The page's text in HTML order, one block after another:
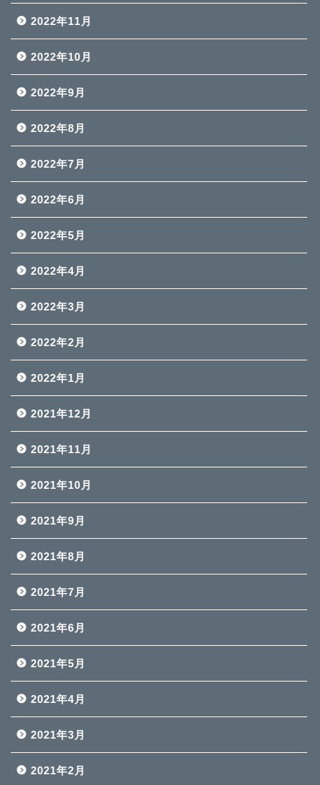
2022年11月
2022年10月
2022年9月
2022年8月
2022年7月
2022年6月
2022年5月
2022年4月
2022年3月
2022年2月
2022年1月
2021年12月
2021年11月
2021年10月
2021年9月
2021年8月
2021年7月
2021年6月
2021年5月
2021年4月
2021年3月
2021年2月